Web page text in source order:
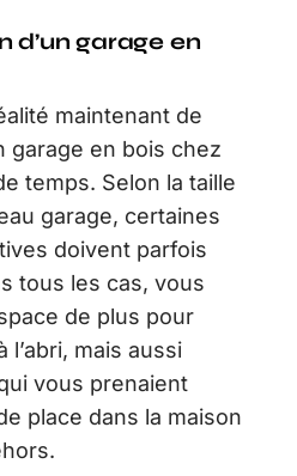
d’un garage en
maintenant de
garage en bois chez
temps. Selon la taille
garage, certaines
doivent parfois
tous les cas, vous
de plus pour
mais aussi
vous prenaient
place dans la maison